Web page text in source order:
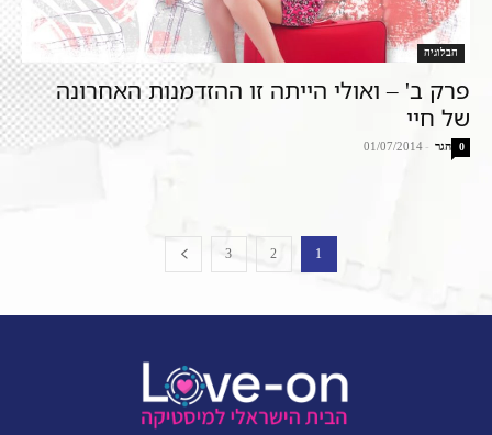
הבלוגיה
פרק ב' – ואולי הייתה זו ההזדמנות האחרונה
של חיי
הגר -
01/07/2014 0
1
2
3